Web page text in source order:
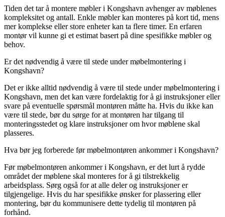
Tiden det tar å montere møbler i Kongshavn avhenger av møblenes
kompleksitet og antall. Enkle møbler kan monteres på kort tid, mens
mer komplekse eller store enheter kan ta flere timer. En erfaren
montør vil kunne gi et estimat basert på dine spesifikke møbler og
behov.
Er det nødvendig å være til stede under møbelmontering i
Kongshavn?
Det er ikke alltid nødvendig å være til stede under møbelmontering i
Kongshavn, men det kan være fordelaktig for å gi instruksjoner eller
svare på eventuelle spørsmål montøren måtte ha. Hvis du ikke kan
være til stede, bør du sørge for at montøren har tilgang til
monteringsstedet og klare instruksjoner om hvor møblene skal
plasseres.
Hva bør jeg forberede før møbelmontøren ankommer i Kongshavn?
Før møbelmontøren ankommer i Kongshavn, er det lurt å rydde
området der møblene skal monteres for å gi tilstrekkelig
arbeidsplass. Sørg også for at alle deler og instruksjoner er
tilgjengelige. Hvis du har spesifikke ønsker for plassering eller
montering, bør du kommunisere dette tydelig til montøren på
forhånd.